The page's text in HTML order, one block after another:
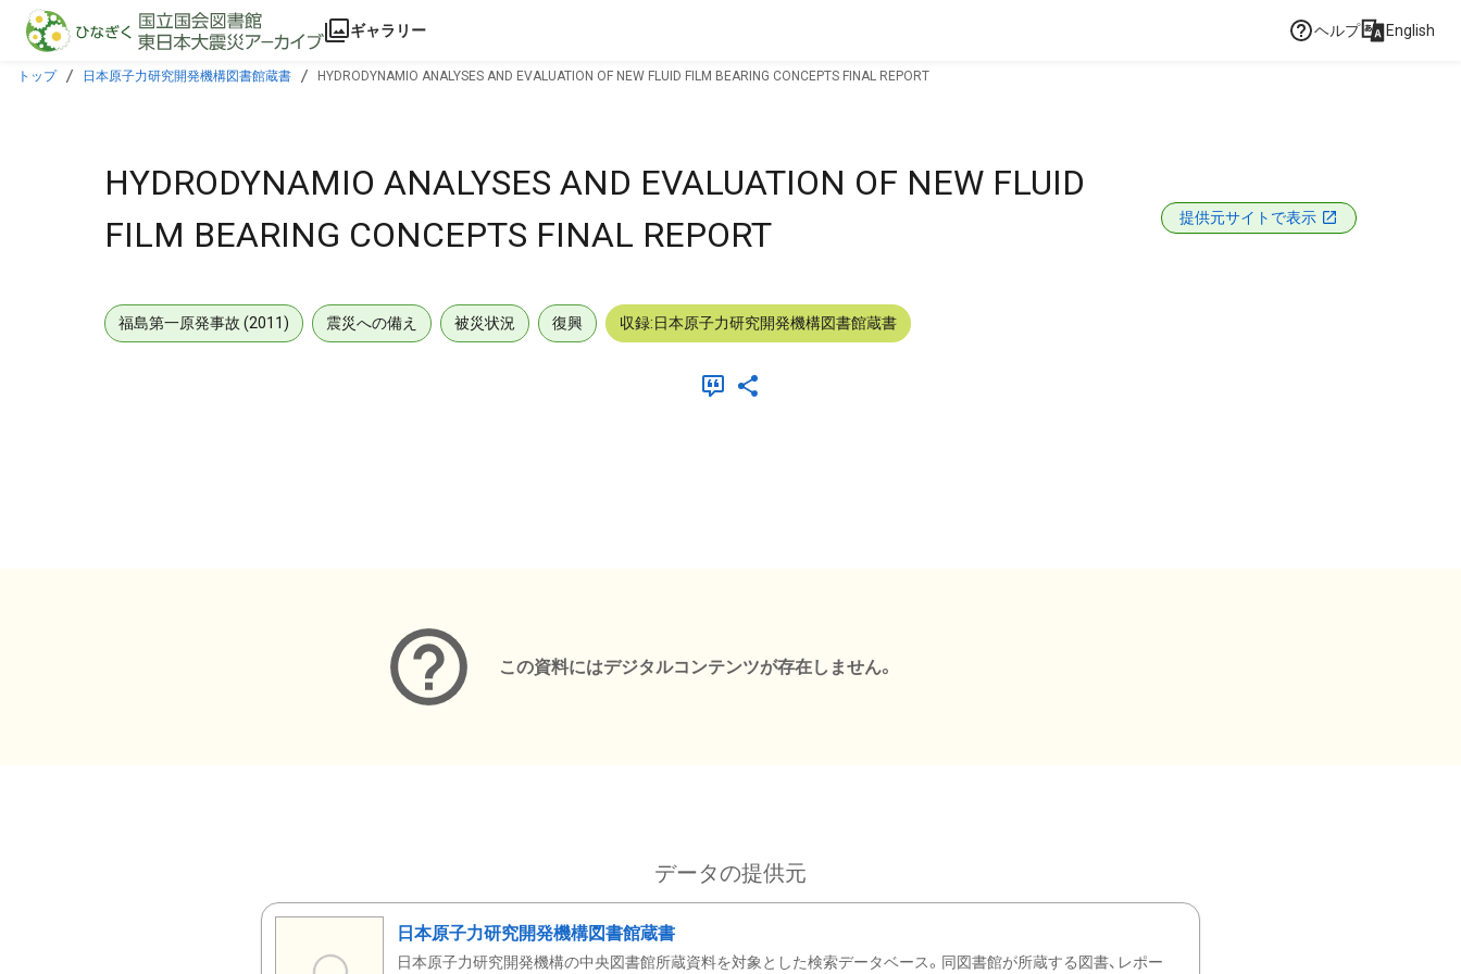
本文に飛ぶ
ギャラリー ヘルプ English
トップ 日本原子力研究開発機構図書館蔵書 HYDRODYNAMIO ANALYSES AND EVALUATION OF NEW FLUID FILM BEARING CONCEPTS FINAL REPORT
HYDRODYNAMIO ANALYSES AND EVALUATION OF NEW FLUID
FILM BEARING CONCEPTS FINAL REPORT
提供元サイトで表示
福島第一原発事故 (2011) 震災への備え 被災状況 復興 収録:日本原子力研究開発機構図書館蔵書
この資料にはデジタルコンテンツが存在しません。
データの提供元
日本原子力研究開発機構図書館蔵書
日本原子力研究開発機構の中央図書館所蔵資料を対象とした検索データベース。同図書館が所蔵する図書、レポー